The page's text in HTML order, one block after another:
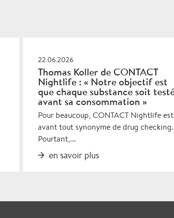
22.06.2026
Thomas Koller de CONTACT
Nightlife : « Notre objectif est
que chaque substance soit
avant sa consommation »
Pour beaucoup, CONTACT Nightlife est
avant tout synonyme de drug checking.
Pourtant,...
en savoir plus